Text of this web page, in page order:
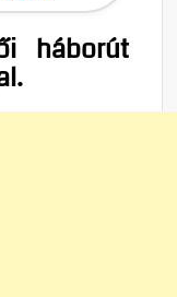
háborút